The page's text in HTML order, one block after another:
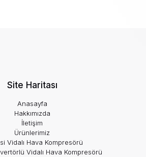
Site Haritası
Anasayfa
Hakkımızda
İletişim
Ürünlerimiz
Vidalı Hava Kompresörü
Vidalı Hava Kompresörü